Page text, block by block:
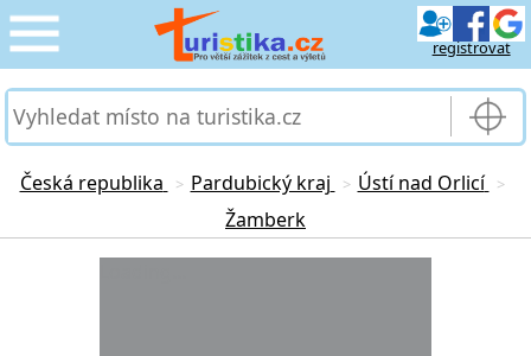
registrovat
CESTOVÁNÍ
SLUŽBY & DOPRAVA
Česká republika > Pardubický kraj > Ústí nad Orlicí >
Žamberk